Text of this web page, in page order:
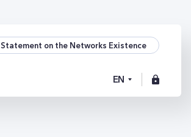
Statement on the Networks Existence
EN